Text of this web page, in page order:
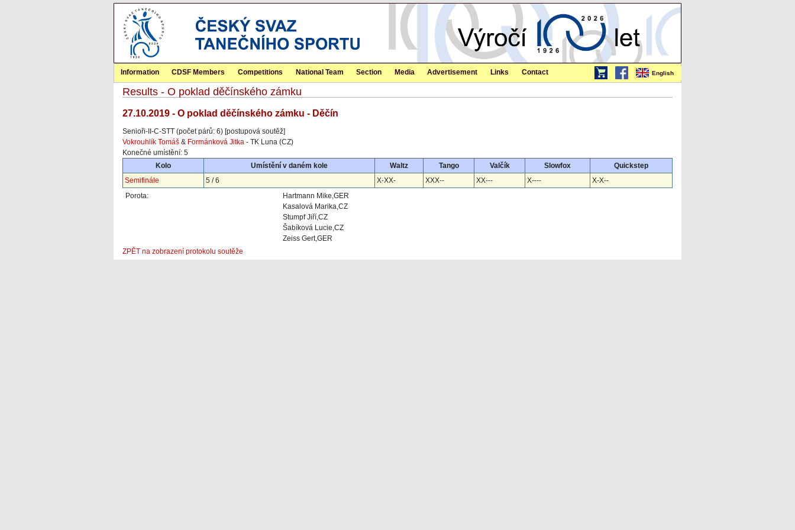
English
Information CDSF Members Competitions National Team Section Media Advertisement Links Contact
Results - O poklad děčínského zámku
27.10.2019 - O poklad děčínského zámku - Děčín
Senioři-II-C-STT (počet párů: 6) [postupová soutěž]
Vokrouhlík Tomáš & Formánková Jitka - TK Luna (CZ)
Konečné umístění: 5
Kolo
Umístění v daném kole Waltz Tango Valčík Slowfox
Quickstep
Semifinále
5 / 6 X-XX- XXX-- XX--- X----
X-X--
Porota:
Hartmann Mike,GER
Kasalová Marika,CZ
Stumpf Jiří,CZ
Šabíková Lucie,CZ
Zeiss Gert,GER
ZPĚT na zobrazení protokolu soutěže